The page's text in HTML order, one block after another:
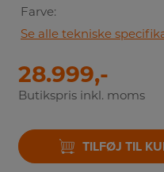
Farve:
Se alle tekniske
28.999,-
Butikspris inkl. moms
TILFØJ TIL